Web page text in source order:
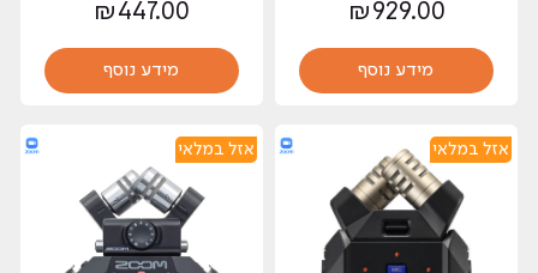
₪ 929.00
מידע נוסף
₪ 447.00
מידע נוסף
אזל במלאי אזל במלאי